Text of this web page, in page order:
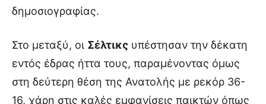
δημοσιογραφίας.
Στο μεταξύ, οι Σέλτικς υπέστησαν την δέκατη
εντός έδρας ήττα τους, παραμένοντας όμως
στη δεύτερη θέση της Ανατολής με ρεκόρ 36-
16, χάρη στις καλές εμφανίσεις παικτών όπως